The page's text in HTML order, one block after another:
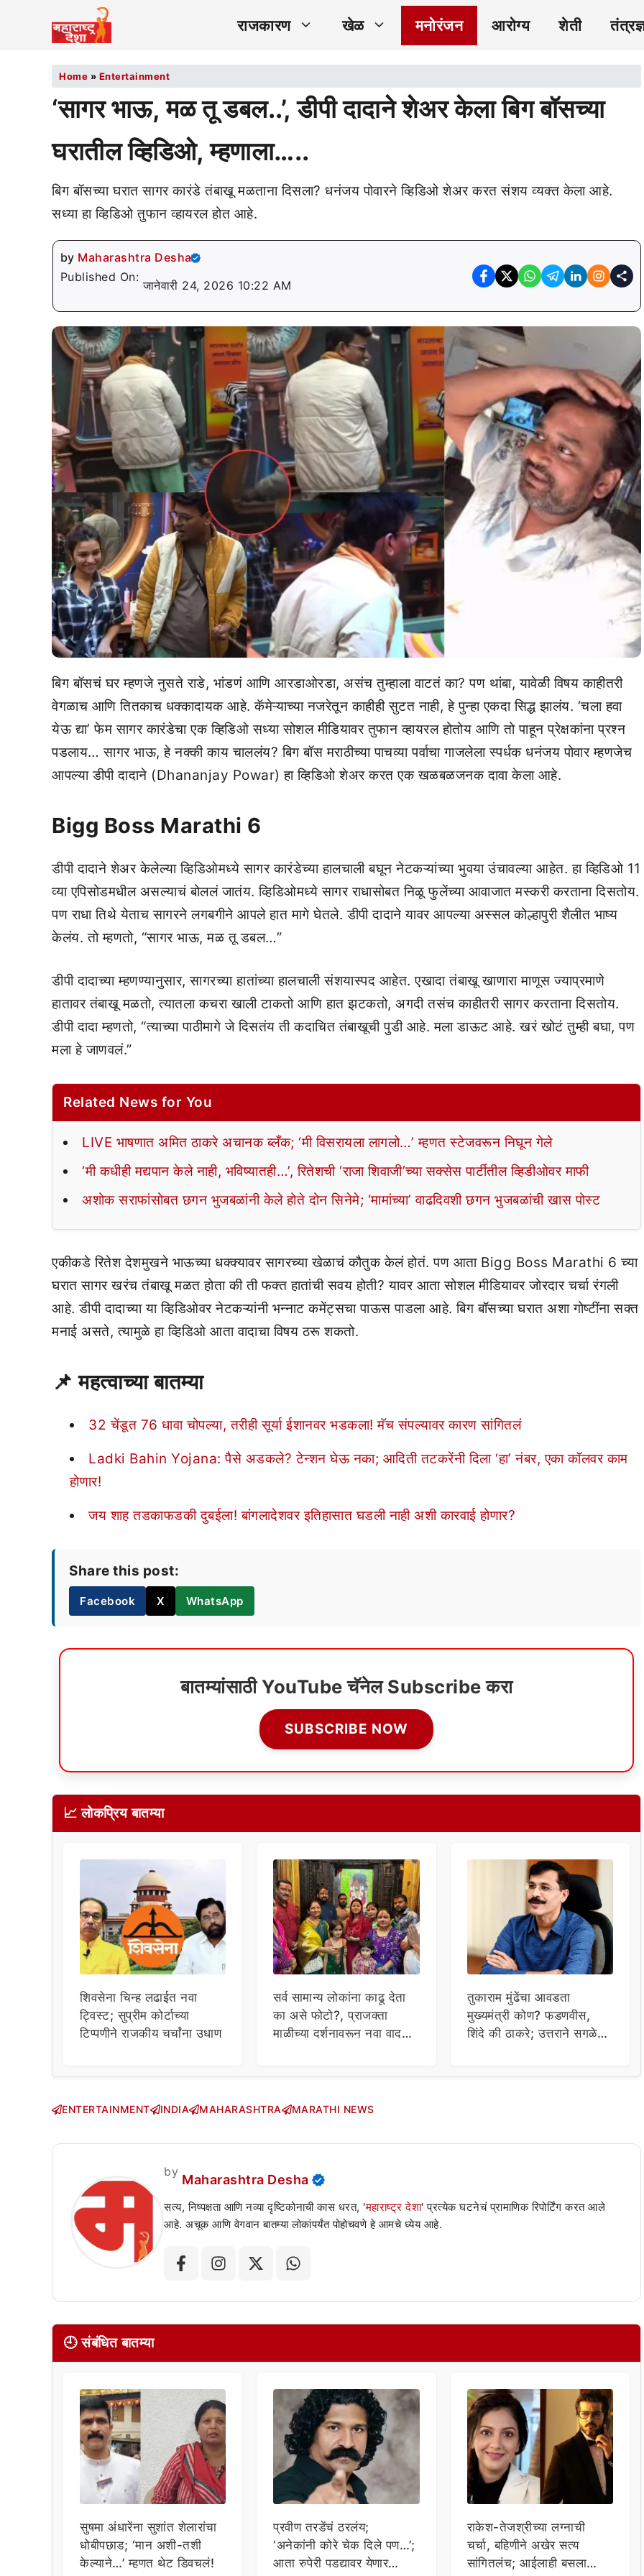
राजकारण खेळ मनोरंजन आरोग्य शेती
Home » Entertainment
‘सागर भाऊ, मळ तू डबल..’, डीपी दादाने शेअर केला बिग बॉसच्या
घरातील व्हिडिओ, म्हणाला…..
बिग बॉसच्या घरात सागर कारंडे तंबाखू मळताना दिसला? धनंजय पोवारने व्हिडिओ शेअर करत संशय व्यक्त केला आहे.
सध्या हा व्हिडिओ तुफान व्हायरल होत आहे.
by Maharashtra Desha
Published On:
जानेवारी 24, 2026 10:22 AM
बिग बॉसचं घर म्हणजे नुसते राडे, भांडणं आणि आरडाओरडा, असंच तुम्हाला वाटतं का? पण थांबा, यावेळी विषय काहीतरी
वेगळाच आणि तितकाच धक्कादायक आहे. कॅमेऱ्याच्या नजरेतून काहीही सुटत नाही, हे पुन्हा एकदा सिद्ध झालंय. ‘चला हवा
येऊ द्या’ फेम सागर कारंडेचा एक व्हिडिओ सध्या सोशल मीडियावर तुफान व्हायरल होतोय आणि तो पाहून प्रेक्षकांना प्रश्न
पडलाय… सागर भाऊ, हे नक्की काय चाललंय? बिग बॉस मराठीच्या पाचव्या पर्वाचा गाजलेला स्पर्धक धनंजय पोवार म्हणजेच
आपल्या डीपी दादाने (Dhananjay Powar) हा व्हिडिओ शेअर करत एक खळबळजनक दावा केला आहे.
Bigg Boss Marathi 6
डीपी दादाने शेअर केलेल्या व्हिडिओमध्ये सागर कारंडेच्या हालचाली बघून नेटकऱ्यांच्या भुवया उंचावल्या आहेत. हा व्हिडिओ 11
व्या एपिसोडमधील असल्याचं बोललं जातंय. व्हिडिओमध्ये सागर राधासोबत निळू फुलेंच्या आवाजात मस्करी करताना दिसतोय.
पण राधा तिथे येताच सागरने लगबगीने आपले हात मागे घेतले. डीपी दादाने यावर आपल्या अस्सल कोल्हापुरी शैलीत भाष्य
केलंय. तो म्हणतो, “सागर भाऊ, मळ तू डबल…”
डीपी दादाच्या म्हणण्यानुसार, सागरच्या हातांच्या हालचाली संशयास्पद आहेत. एखादा तंबाखू खाणारा माणूस ज्याप्रमाणे
हातावर तंबाखू मळतो, त्यातला कचरा खाली टाकतो आणि हात झटकतो, अगदी तसंच काहीतरी सागर करताना दिसतोय.
डीपी दादा म्हणतो, “त्याच्या पाठीमागे जे दिसतंय ती कदाचित तंबाखूची पुडी आहे. मला डाऊट आहे. खरं खोटं तुम्ही बघा, पण
मला हे जाणवलं.”
Related News for You
LIVE भाषणात अमित ठाकरे अचानक ब्लँक; ‘मी विसरायला लागलो…’ म्हणत स्टेजवरून निघून गेले
‘मी कधीही मद्यपान केले नाही, भविष्यातही…’, रितेशची ‘राजा शिवाजी’च्या सक्सेस पार्टीतील व्हिडीओवर माफी
अशोक सराफांसोबत छगन भुजबळांनी केले होते दोन सिनेमे; ‘मामांच्या’ वाढदिवशी छगन भुजबळांची खास पोस्ट
एकीकडे रितेश देशमुखने भाऊच्या धक्क्यावर सागरच्या खेळाचं कौतुक केलं होतं. पण आता Bigg Boss Marathi 6 च्या
घरात सागर खरंच तंबाखू मळत होता की ती फक्त हातांची सवय होती? यावर आता सोशल मीडियावर जोरदार चर्चा रंगली
आहे. डीपी दादाच्या या व्हिडिओवर नेटकऱ्यांनी भन्नाट कमेंट्सचा पाऊस पाडला आहे. बिग बॉसच्या घरात अशा गोष्टींना सक्त
मनाई असते, त्यामुळे हा व्हिडिओ आता वादाचा विषय ठरू शकतो.
📌 महत्वाच्या बातम्या
32 चेंडूत 76 धावा चोपल्या, तरीही सूर्या ईशानवर भडकला! मॅच संपल्यावर कारण सांगितलं
Ladki Bahin Yojana: पैसे अडकले? टेन्शन घेऊ नका; आदिती तटकरेंनी दिला ‘हा’ नंबर, एका कॉलवर काम
होणार!
जय शाह तडकाफडकी दुबईला! बांगलादेशवर इतिहासात घडली नाही अशी कारवाई होणार?
Share this post:
Facebook X WhatsApp
बातम्यांसाठी YouTube चॅनेल Subscribe करा
SUBSCRIBE NOW
📈 लोकप्रिय बातम्या
शिवसेना चिन्ह लढाईत नवा
ट्विस्ट; सुप्रीम कोर्टाच्या
टिप्पणीने राजकीय चर्चांना उधाण
सर्व सामान्य लोकांना काढू देता
का असे फोटो?, प्राजक्ता
माळीच्या दर्शनावरून नवा वाद;
तुकाराम मुंढेंचा आवडता
मुख्यमंत्री कोण? फडणवीस,
शिंदे की ठाकरे; उत्तराने सगळेच
ENTERTAINMENT INDIA MAHARASHTRA MARATHI NEWS
by
Maharashtra Desha
सत्य, निष्पक्षता आणि नव्या दृष्टिकोनाची कास धरत, 'महाराष्ट्र देशा' प्रत्येक घटनेचं प्रामाणिक रिपोर्टिंग करत आले
आहे. अचूक आणि वेगवान बातम्या लोकांपर्यंत पोहोचवणे हे आमचे ध्येय आहे.
🕘 संबंधित बातम्या
सुषमा अंधारेंना सुशांत शेलारांचा
धोबीपछाड; ‘मान अशी-तशी
केल्याने…’ म्हणत थेट डिवचलं!
प्रवीण तरडेंचं ठरलंय;
‘अनेकांनी कोरे चेक दिले पण…’;
आता रुपेरी पडद्यावर येणार
राकेश-तेजश्रीच्या लग्नाची
चर्चा, बहिणीने अखेर सत्य
सांगितलंच; आईलाही बसला